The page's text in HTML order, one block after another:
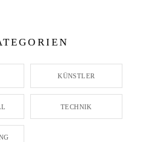
KÜNSTLER
TECHNIK